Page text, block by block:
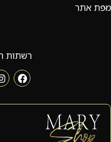
מפת אתר
רשתות